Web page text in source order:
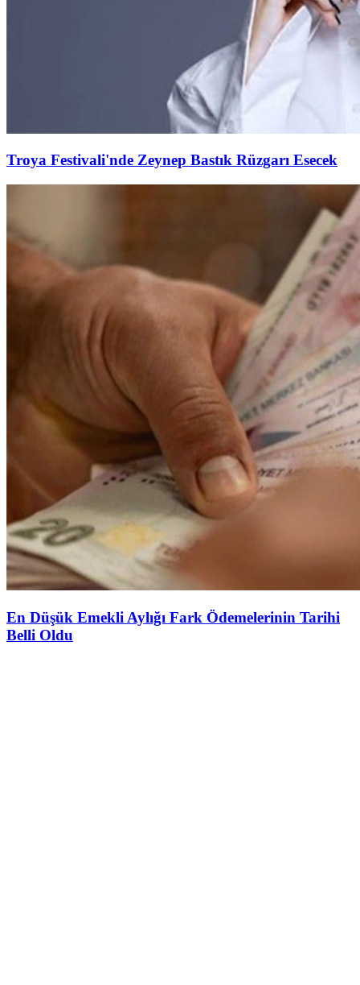
Troya Festivali'nde Zeynep Bastık Rüzgarı Esecek
En Düşük Emekli Aylığı Fark Ödemelerinin Tarihi
Belli Oldu